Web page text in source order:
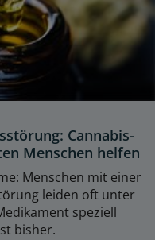
Cannabis-
Menschen helfen
Menschen mit einer
leiden oft unter
speziell
bisher.